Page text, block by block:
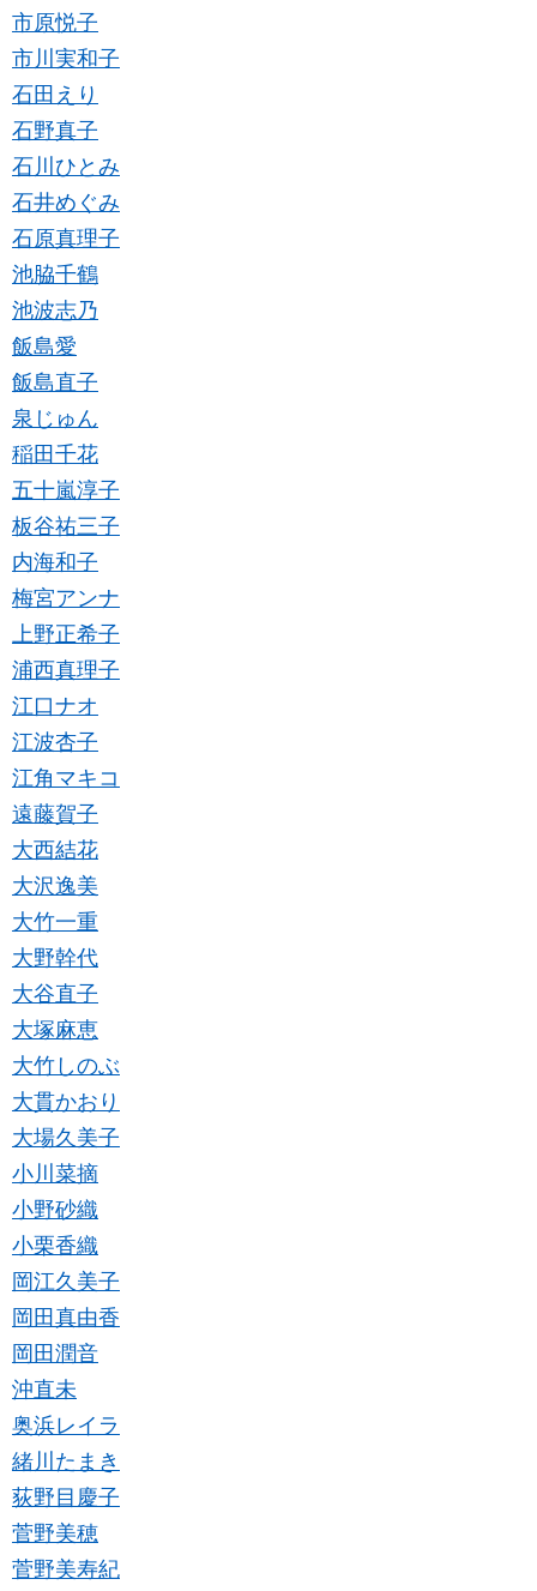
市原悦子
市川実和子
石田えり
石野真子
石川ひとみ
石井めぐみ
石原真理子
池脇千鶴
池波志乃
飯島愛
飯島直子
泉じゅん
稲田千花
五十嵐淳子
板谷祐三子
内海和子
梅宮アンナ
上野正希子
浦西真理子
江口ナオ
江波杏子
江角マキコ
遠藤賀子
大西結花
大沢逸美
大竹一重
大野幹代
大谷直子
大塚麻恵
大竹しのぶ
大貫かおり
大場久美子
小川菜摘
小野砂織
小栗香織
岡江久美子
岡田真由香
岡田潤音
沖直未
奥浜レイラ
緒川たまき
荻野目慶子
菅野美穂
菅野美寿紀